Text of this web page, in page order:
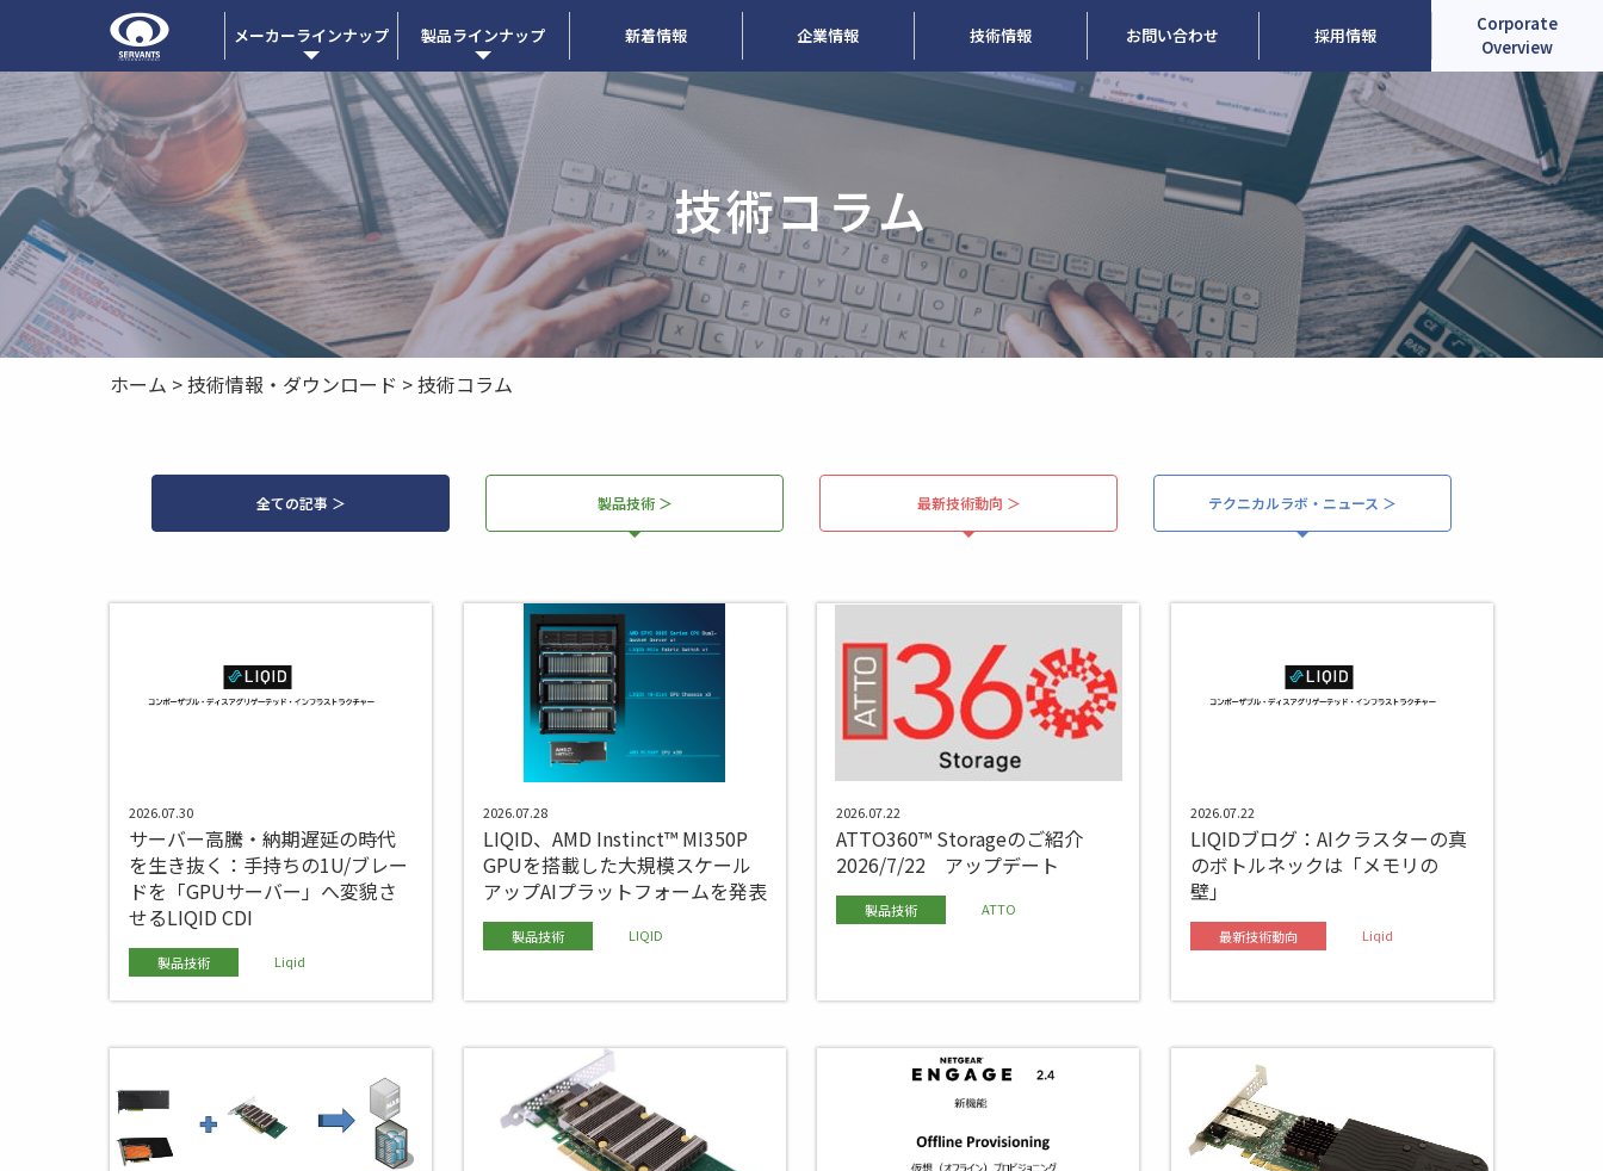
メーカーラインナップ 製品ラインナップ 新着情報 企業情報 技術情報 お問い合わせ 採用情報
Corporate
Overview
技術コラム
ホーム >技術情報・ダウンロード >技術コラム
全ての記事 ＞ 製品技術 ＞ 最新技術動向 ＞ テクニカルラボ・ニュース ＞
2026.07.30
サーバー高騰・納期遅延の時代
を生き抜く：手持ちの1U/ブレー
ドを「GPUサーバー」へ変貌さ
せるLIQID CDI
製品技術 Liqid
2026.07.28
LIQID、AMD Instinct™ MI350P
GPUを搭載した大規模スケール
アップAIプラットフォームを発表
製品技術 LIQID
2026.07.22
ATTO360™ Storageのご紹介
2026/7/22 アップデート
製品技術 ATTO
2026.07.22
LIQIDブログ：AIクラスターの真
のボトルネックは「メモリの
壁」
最新技術動向 Liqid